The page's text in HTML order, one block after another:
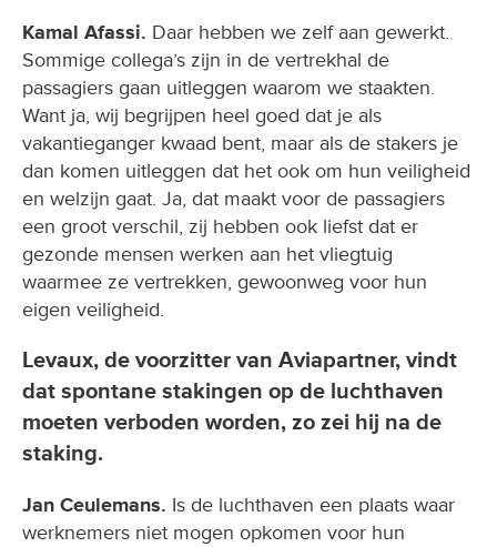
Kamal Afassi. Daar hebben we zelf aan gewerkt.
Sommige collega’s zijn in de vertrekhal de
passagiers gaan uitleggen waarom we staakten.
Want ja, wij begrijpen heel goed dat je als
vakantieganger kwaad bent, maar als de stakers je
dan komen uitleggen dat het ook om hun veiligheid
en welzijn gaat. Ja, dat maakt voor de passagiers
een groot verschil, zij hebben ook liefst dat er
gezonde mensen werken aan het vliegtuig
waarmee ze vertrekken, gewoonweg voor hun
eigen veiligheid.
Levaux, de voorzitter van Aviapartner, vindt
dat spontane stakingen op de luchthaven
moeten verboden worden, zo zei hij na de
staking.
Jan Ceulemans. Is de luchthaven een plaats waar
werknemers niet mogen opkomen voor hun